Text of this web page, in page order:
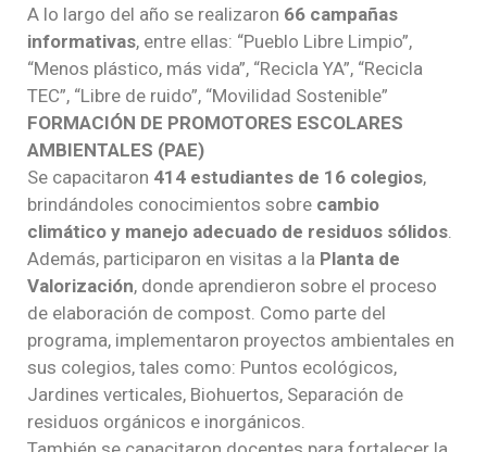
A lo largo del año se realizaron 66 campañas
informativas, entre ellas: “Pueblo Libre Limpio”,
“Menos plástico, más vida”, “Recicla YA”, “Recicla
TEC”, “Libre de ruido”, “Movilidad Sostenible”
FORMACIÓN DE PROMOTORES ESCOLARES
AMBIENTALES (PAE)
Se capacitaron 414 estudiantes de 16 colegios,
brindándoles conocimientos sobre cambio
climático y manejo adecuado de residuos sólidos.
Además, participaron en visitas a la Planta de
Valorización, donde aprendieron sobre el proceso
de elaboración de compost. Como parte del
programa, implementaron proyectos ambientales en
sus colegios, tales como: Puntos ecológicos,
Jardines verticales, Biohuertos, Separación de
residuos orgánicos e inorgánicos.